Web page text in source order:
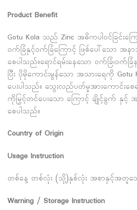
Product Benefit
Gotu Kola သည် Zinc အဓိကပါဝင်ခြင်းကြ
ဝက်ခြံနှင့်ဝက်ခြံကြောင့် ဖြစ်ပေါ်သော အ
စေပါသည်။ရောင်ရမ်းနေသော ဝက်ခြံ၊ဝက်ခ
ပြီး ပိုမိုကောင်းမွန်သော အသားရေကို
ပေးပါသည်။ သွေးလည်ပတ်မှုအားကောင်းစ
ကိုမြှင့်တင်ပေးသော ကြောင့် ချိုင့်ခွက် နှ
စေပါသည်။
Country of Origin
Usage Instruction
တစ်နေ့ တစ်လုံး (သို့)နှစ်လုံး အစာနှင့်အတူသ
Warning / Storage Instruction